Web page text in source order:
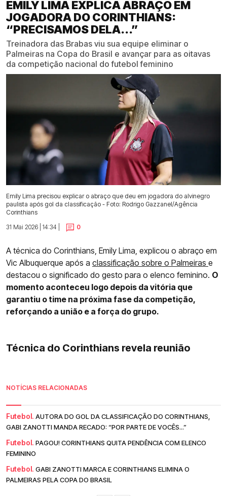
EMILY LIMA EXPLICA ABRAÇO EM
JOGADORA DO CORINTHIANS:
“PRECISAMOS DELA...”
Treinadora das Brabas viu sua equipe eliminar o
Palmeiras na Copa do Brasil e avançar para as oitavas
da competição nacional do futebol feminino
Emily Lima precisou explicar o abraço que deu em jogadora do alvinegro
paulista após gol da classificação - Foto: Rodrigo Gazzanel/Agência
Corinthians
31 Mai 2026 | 14:34 |
0
A técnica do Corinthians, Emily Lima, explicou o abraço em
Vic Albuquerque após a classificação sobre o Palmeiras e
destacou o significado do gesto para o elenco feminino. O
momento aconteceu logo depois da vitória que
garantiu o time na próxima fase da competição,
reforçando a união e a força do grupo.
Técnica do Corinthians revela reunião
NOTÍCIAS RELACIONADAS
Futebol. AUTORA DO GOL DA CLASSIFICAÇÃO DO CORINTHIANS,
GABI ZANOTTI MANDA RECADO: “POR PARTE DE VOCÊS...”
Futebol. PAGOU! CORINTHIANS QUITA PENDÊNCIA COM ELENCO
FEMININO
Futebol. GABI ZANOTTI MARCA E CORINTHIANS ELIMINA O
PALMEIRAS PELA COPA DO BRASIL